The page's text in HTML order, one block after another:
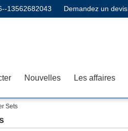
13562682043 Demandez un devis
Nouvelles Les affaires
Sets